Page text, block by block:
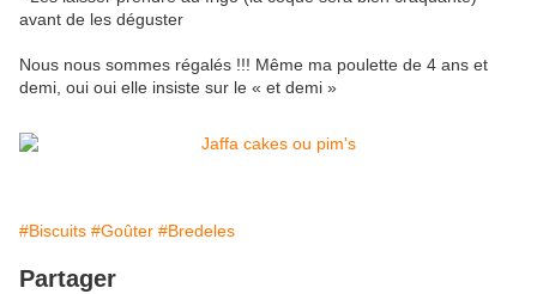
avant de les déguster
Nous nous sommes régalés !!! Même ma poulette de 4 ans et
demi, oui oui elle insiste sur le « et demi »
#Biscuits #Goûter #Bredeles
Partager